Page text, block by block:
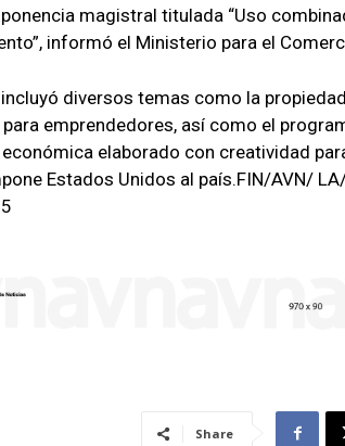
magistral titulada “Uso
informó el Ministerio para el
diversos temas como la
emprendedores, así como el
elaborado con creatividad
Estados Unidos al país.FIN/AVN/
Share